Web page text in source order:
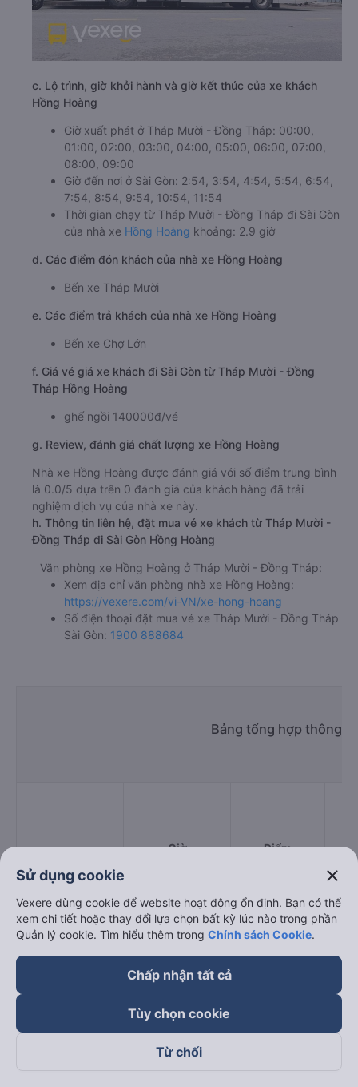
c. Lộ trình, giờ khởi hành và giờ kết thúc của xe khách
Hồng Hoàng
Giờ xuất phát ở Tháp Mười - Đồng Tháp: 00:00,
01:00, 02:00, 03:00, 04:00, 05:00, 06:00, 07:00,
08:00, 09:00
Giờ đến nơi ở Sài Gòn: 2:54, 3:54, 4:54, 5:54, 6:54,
7:54, 8:54, 9:54, 10:54, 11:54
Thời gian chạy từ Tháp Mười - Đồng Tháp đi Sài Gòn
của nhà xe Hồng Hoàng khoảng: 2.9 giờ
d. Các điểm đón khách của nhà xe Hồng Hoàng
Bến xe Tháp Mười
e. Các điểm trả khách của nhà xe Hồng Hoàng
Bến xe Chợ Lớn
f. Giá vé giá xe khách đi Sài Gòn từ Tháp Mười - Đồng
Tháp Hồng Hoàng
ghế ngồi 140000đ/vé
g. Review, đánh giá chất lượng xe Hồng Hoàng
Nhà xe Hồng Hoàng được đánh giá với số điểm trung bình
là 0.0/5 dựa trên 0 đánh giá của khách hàng đã trải
nghiệm dịch vụ của nhà xe này.
h. Thông tin liên hệ, đặt mua vé xe khách từ Tháp Mười -
Đồng Tháp đi Sài Gòn Hồng Hoàng
Văn phòng xe Hồng Hoàng ở Tháp Mười - Đồng Tháp:
Xem địa chỉ văn phòng nhà xe Hồng Hoàng:
https://vexere.com/vi-VN/xe-hong-hoang
Số điện thoại đặt mua vé xe Tháp Mười - Đồng Tháp
Sài Gòn: 1900 888684
Bảng tổng hợp thông
Giờ
Điểm
00:30 - 23:30
Hương
00:40 - 23:40
Sử dụng cookie close
Vexere dùng cookie để website hoạt động ổn định. Bạn có thể
xem chi tiết hoặc thay đổi lựa chọn bất kỳ lúc nào trong phần
Quản lý cookie. Tìm hiểu thêm trong Chính sách Cookie.
Chấp nhận tất cả
Tùy chọn cookie
Từ chối